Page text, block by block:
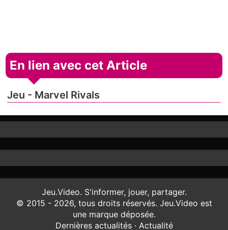
En lien avec cet Article
Jeu - Marvel Rivals
Jeu.Video. S'informer, jouer, partager.
© 2015 - 2026, tous droits réservés. Jeu.Video est
une marque déposée.
Dernières actualités· Actualité